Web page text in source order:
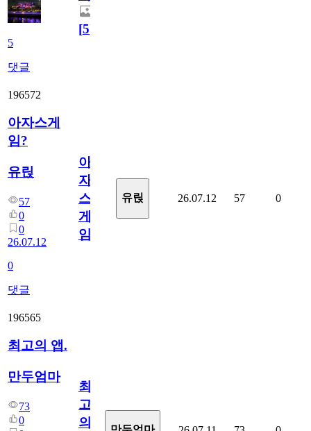
5
댓글
[5]
196572
아자스게
임?
유릱
57
0
0
26.07.12
0
댓글
아
자
스
게
임?
유릱 26.07.12 57 0
196565
최고의 앱.
만두엄마
73
0
최
고
의